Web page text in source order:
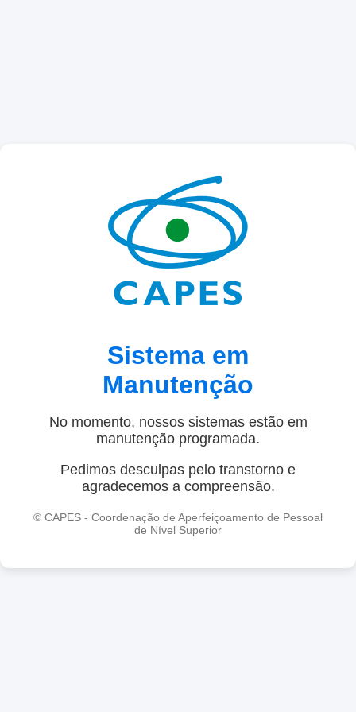
Sistema em
Manutenção
No momento, nossos sistemas estão em
manutenção programada.
Pedimos desculpas pelo transtorno e
agradecemos a compreensão.
© CAPES - Coordenação de Aperfeiçoamento de Pessoal
de Nível Superior